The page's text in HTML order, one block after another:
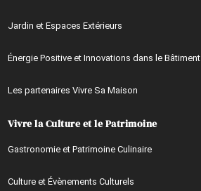
Jardin et Espaces Extérieurs
Énergie Positive et Innovations dans le Bâtiment
Les partenaires Vivre Sa Maison
Vivre la Culture et le Patrimoine
Gastronomie et Patrimoine Culinaire
Culture et Évènements Culturels